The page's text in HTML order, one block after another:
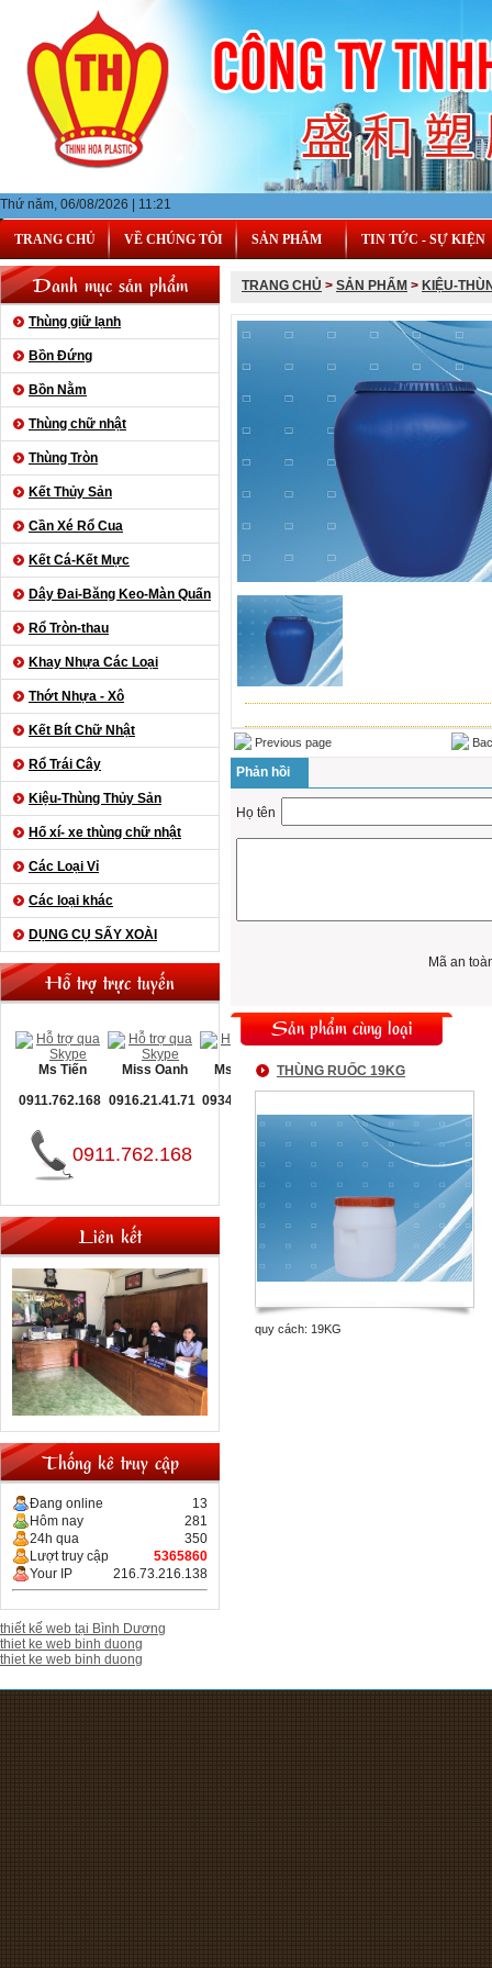
Thứ năm, 06/08/2026 | 11:21
TRANG CHỦ VỀ CHÚNG TÔI SẢN PHẨM TIN TỨC - SỰ KIỆN
Danh mục sản phẩm
Thùng giữ lạnh
Bồn Đứng
Bồn Nằm
Thùng chữ nhật
Thùng Tròn
Kết Thủy Sản
Cần Xé Rổ Cua
Kết Cá-Kết Mực
Dây Đai-Băng Keo-Màn Quấn
Rổ Tròn-thau
Khay Nhựa Các Loại
Thớt Nhựa - Xô
Kết Bít Chữ Nhật
Rổ Trái Cây
Kiệu-Thùng Thủy Sản
Hố xí- xe thùng chữ nhật
Các Loại Vỉ
Các loại khác
DỤNG CỤ SẤY XOÀI
Hỗ trợ trực tuyến
Ms Tiến
0911.762.168
Miss Oanh
0916.21.41.71
Ms Nguyệt
0934.093.660
0911.762.168
Liên kết
Thống kê truy cập
Đang online
13
Hôm nay
281
24h qua
350
Lượt truy cập
5365860
Your IP
216.73.216.138
thiết kế web tại Bình Dương
thiet ke web binh duong
thiet ke web binh duong
TRANG CHỦ > SẢN PHẨM > KIỆU-
Previous page
Phản hồi
Họ tên
Mã an
Sản phẩm cùng loại
THÙNG RUỐC 19KG
quy cách: 19KG